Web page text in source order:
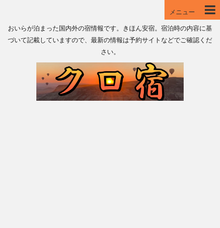
メニュー
おいらが泊まった国内外の宿情報です。きほん安宿。宿泊時の内容に基
づいて記載していますので、最新の情報は予約サイトなどでご確認くだ
さい。